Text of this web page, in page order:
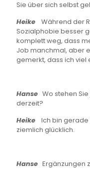
Sie über sich selbst
Heike Während der
Sozialphobie besser
komplett weg, dass
Job manchmal, aber
gemerkt, dass ich viel
Hanse Wo stehen
derzeit?
Heike Ich bin gerade
ziemlich glücklich.
Hanse Ergänzungen